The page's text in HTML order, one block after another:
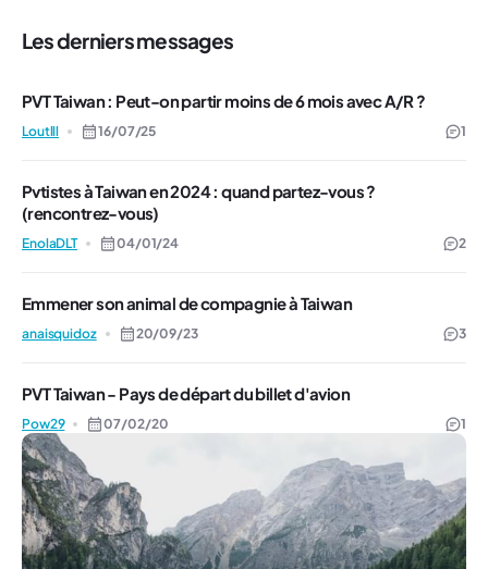
Les derniers messages
PVT Taiwan : Peut-on partir moins de 6 mois avec A/R ?
Loutlll 16/07/25 1
Pvtistes à Taiwan en 2024 : quand partez-vous ?
(rencontrez-vous)
EnolaDLT 04/01/24 2
Emmener son animal de compagnie à Taiwan
anaisquidoz 20/09/23 3
PVT Taiwan - Pays de départ du billet d'avion
Pow29 07/02/20 1